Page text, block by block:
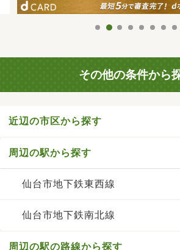
その他の条件から
近辺の市区から探す
周辺の駅から探す
仙台市地下鉄東西線
仙台市地下鉄南北線
周辺の駅の路線から探す